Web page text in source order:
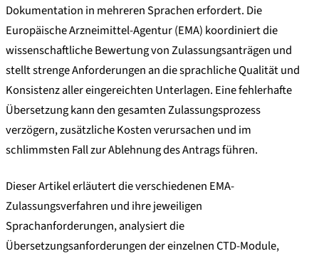
Dokumentation in mehreren Sprachen erfordert. Die
Europäische Arzneimittel-Agentur (EMA) koordiniert die
wissenschaftliche Bewertung von Zulassungsanträgen und
stellt strenge Anforderungen an die sprachliche Qualität und
Konsistenz aller eingereichten Unterlagen. Eine fehlerhafte
Übersetzung kann den gesamten Zulassungsprozess
verzögern, zusätzliche Kosten verursachen und im
schlimmsten Fall zur Ablehnung des Antrags führen.
Dieser Artikel erläutert die verschiedenen EMA-
Zulassungsverfahren und ihre jeweiligen
Sprachanforderungen, analysiert die
Übersetzungsanforderungen der einzelnen CTD-Module,